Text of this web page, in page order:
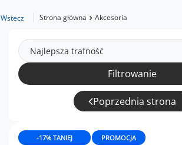
Wstecz Strona główna Akcesoria
Najlepsza trafność
Filtrowanie
Poprzednia strona
PROMOCJA
-17% TANIEJ